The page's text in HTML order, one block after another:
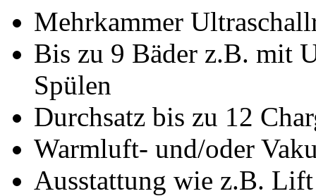
Mehrkammer
Bis zu 9 Bäder z.B. mit
Spülen
Durchsatz bis zu 12
Warmluft- und/oder
Ausstattung wie z.B.